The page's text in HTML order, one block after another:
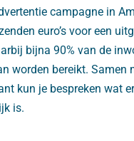
campagne in
euro’s voor een
bijna 90% van de
worden bereikt. Samen
kun je bespreken wat
is.